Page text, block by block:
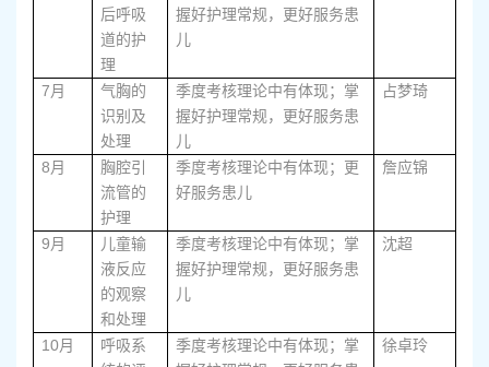
后呼吸
道的护
理
握好护理常规，更好服务患
儿
7月
气胸的
识别及
处理
季度考核理论中有体现；掌
握好护理常规，更好服务患
儿
占梦琦
8月
胸腔引
流管的
护理
季度考核理论中有体现；更
好服务患儿
詹应锦
9月
儿童输
液反应
的观察
和处理
季度考核理论中有体现；掌
握好护理常规，更好服务患
儿
沈超
10月
呼吸系
季度考核理论中有体现；掌
徐卓玲